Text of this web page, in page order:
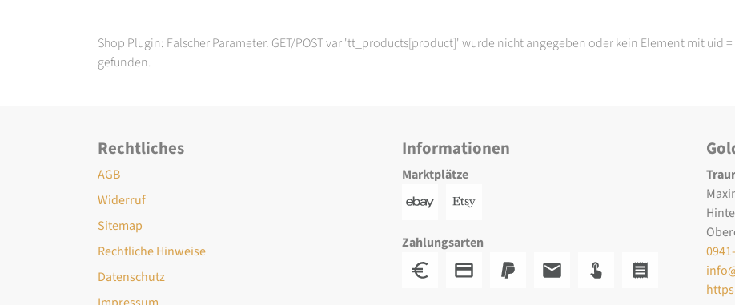
Shop Plugin: Falscher Parameter. GET/POST var 'tt_products[product]' wurde nicht angegeben oder kein Element mit uid
gefunden.
Rechtliches
AGB
Widerruf
Sitemap
Rechtliche Hinweise
Datenschutz
Informationen
Marktplätze
Zahlungsarten